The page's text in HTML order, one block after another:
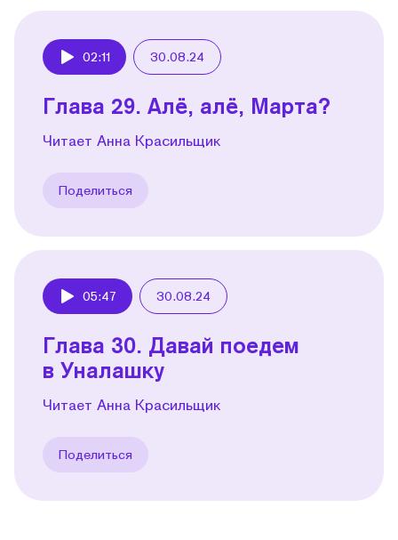
02:11 30.08.24
Глава 29. Алё, алё, Марта?
Читает Анна Красильщик
Поделиться
05:47 30.08.24
Глава 30. Давай поедем
в Уналашку
Читает Анна Красильщик
Поделиться